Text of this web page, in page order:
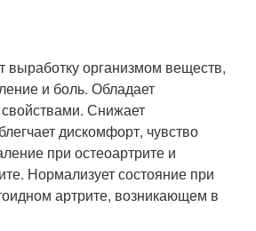
выработку организмом веществ,
и боль. Обладает
Снижает
дискомфорт, чувство
при остеоартрите и
Нормализует состояние при
артрите, возникающем в